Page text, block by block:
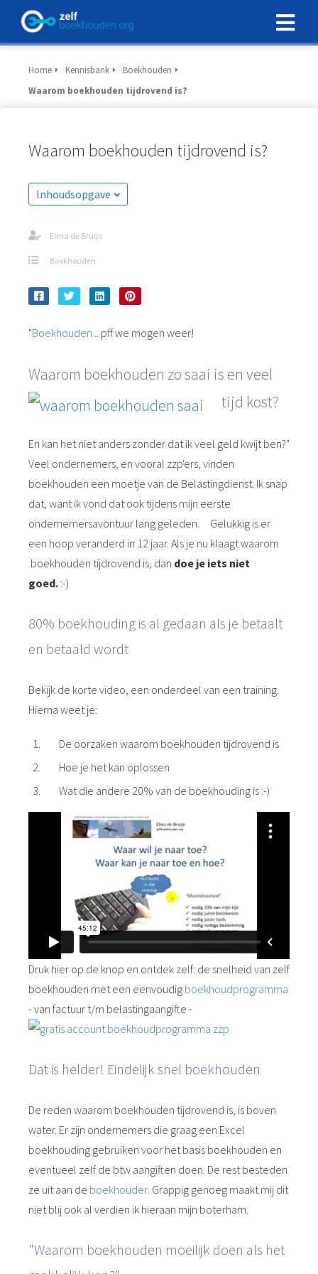
Home Kennisbank
Boekhouden
Waarom boekhouden tijdrovend is?
Waarom boekhouden tijdrovend is?
Inhoudsopgave
Elma de Bruijn
Boekhouden
"Boekhouden .. pff we mogen weer!
Waarom boekhouden zo saai is en veel
tijd kost?
En kan het niet anders zonder dat ik veel geld kwijt ben?"
Veel ondernemers, en vooral zzp'ers, vinden
boekhouden een moetje van de Belastingdienst. Ik snap
dat, want ik vond dat ook tijdens mijn eerste
ondernemersavontuur lang geleden. Gelukkig is er
een hoop veranderd in 12 jaar. Als je nu klaagt waarom
boekhouden tijdrovend is, dan doe je iets niet
goed. :-)
80% boekhouding is al gedaan als je betaalt
en betaald wordt
Bekijk de korte video, een onderdeel van een training.
Hierna weet je:
De oorzaken waarom boekhouden tijdrovend is
Hoe je het kan oplossen
Wat die andere 20% van de boekhouding is :-)
Druk hier op de knop en ontdek zelf: de snelheid van zelf
boekhouden met een eenvoudig boekhoudprogramma
- van factuur t/m belastingaangifte -
Dat is helder! Eindelijk snel boekhouden
De reden waarom boekhouden tijdrovend is, is boven
water. Er zijn ondernemers die graag een Excel
boekhouding gebruiken voor het basis boekhouden en
eventueel zelf de btw aangiften doen. De rest besteden
ze uit aan de boekhouder . Grappig genoeg maakt mij dit
niet blij ook al verdien ik hieraan mijn boterham.
"Waarom boekhouden moeilijk doen als het